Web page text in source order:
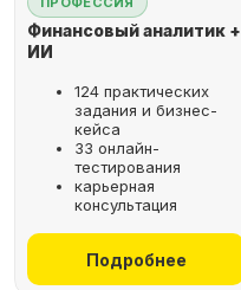
Финансовый аналитик +
ИИ
124 практических
задания и бизнес-
кейса
33 онлайн-
тестирования
карьерная
консультация
Подробнее